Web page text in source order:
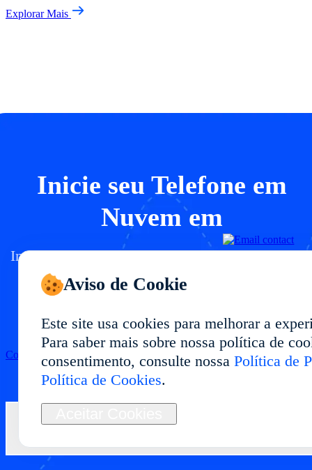
Explorar Mais
Inicie seu Telefone em
Nuvem em
Implante um ambiente de telefone em nuvem
com desempenho estável e uso flexível.
Ideal para gestão multi-conta, testes de apps,
Começar
Aviso de Cookie
Este site usa cookies para melhorar a
Para saber mais sobre nossa política de
consentimento, consulte nossa Política de
Política de Cookies.